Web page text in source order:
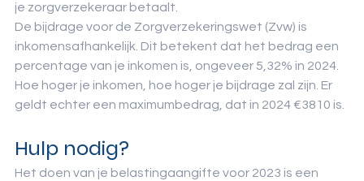
je zorgverzekeraar betaalt.
De bijdrage voor de Zorgverzekeringswet (Zvw) is
inkomensafhankelijk. Dit betekent dat het bedrag een
percentage van je inkomen is, ongeveer 5,32% in 2024.
Hoe hoger je inkomen, hoe hoger je bijdrage zal zijn. Er
geldt echter een maximumbedrag, dat in 2024 €3810 is.
Hulp nodig?
Het doen van je belastingaangifte voor 2023 is een